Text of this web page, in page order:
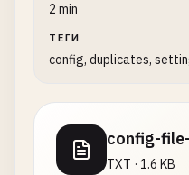
2 min
ТЕГИ
config, duplicates,
config-
TXT · 1.6 KB